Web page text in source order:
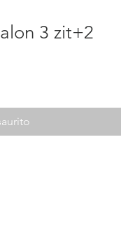
3 zit+2